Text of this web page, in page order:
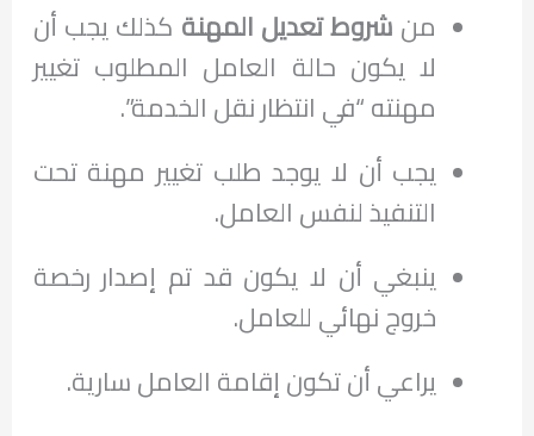
من شروط تعديل المهنة كذلك يجب أن
لا يكون حالة العامل المطلوب تغيير
مهنته “في انتظار نقل الخدمة”.
يجب أن لا يوجد طلب تغيير مهنة تحت
التنفيذ لنفس العامل.
ينبغي أن لا يكون قد تم إصدار رخصة
خروج نهائي للعامل.
يراعي أن تكون إقامة العامل سارية.